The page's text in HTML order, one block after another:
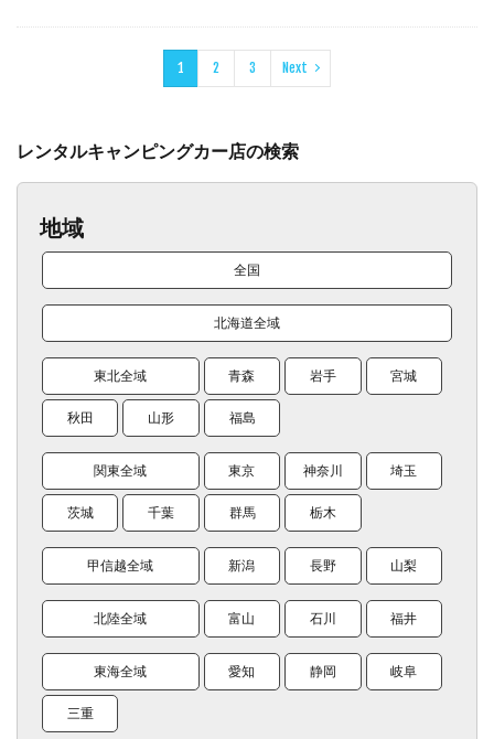
1 2 3 Next
レンタルキャンピングカー店の検索
地域
全国
北海道全域
東北全域 青森 岩手 宮城
秋田 山形 福島
関東全域 東京 神奈川 埼玉
茨城 千葉 群馬 栃木
甲信越全域 新潟 長野 山梨
北陸全域 富山 石川 福井
東海全域 愛知 静岡 岐阜
三重